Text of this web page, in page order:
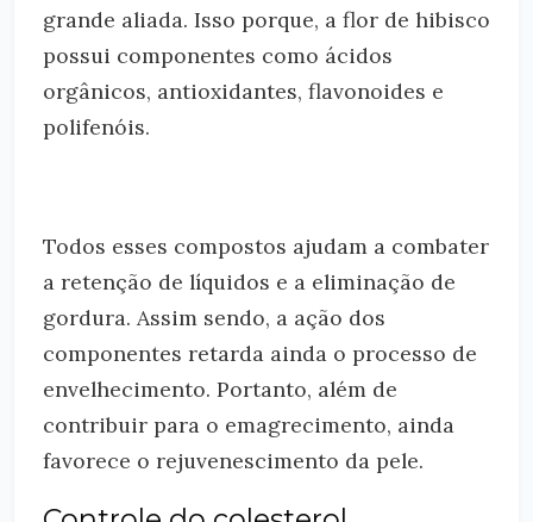
grande aliada. Isso porque, a flor de hibisco
possui componentes como ácidos
orgânicos, antioxidantes, flavonoides e
polifenóis.
Todos esses compostos ajudam a combater
a retenção de líquidos e a eliminação de
gordura. Assim sendo, a ação dos
componentes retarda ainda o processo de
envelhecimento. Portanto, além de
contribuir para o emagrecimento, ainda
favorece o rejuvenescimento da pele.